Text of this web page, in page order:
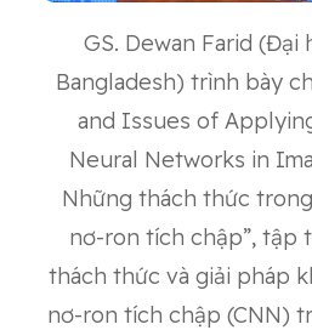
GS. Dewan Farid (Đại
Bangladesh) trình bày
and Issues of
Neural Networks in
Những thách thức
nơ-ron tích chập”, tập
thách thức và giải pháp
nơ-ron tích chập (CNN)